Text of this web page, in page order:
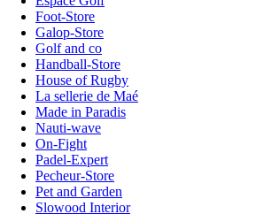
Foot-Store
Galop-Store
Golf and co
Handball-Store
House of Rugby
La sellerie de Maé
Made in Paradis
Nauti-wave
On-Fight
Padel-Expert
Pecheur-Store
Pet and Garden
Slowood Interior